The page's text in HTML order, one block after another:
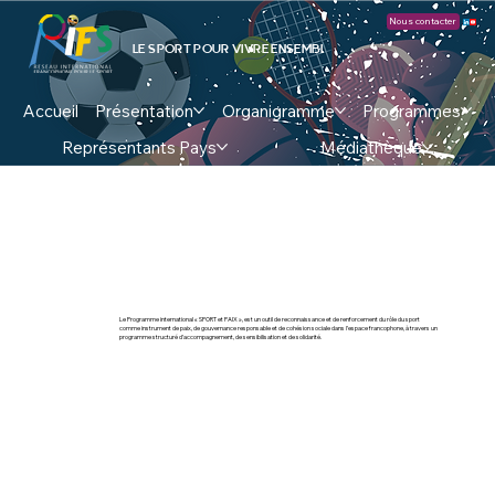
Accueil Présentation Organigramme
Programmes
Représentants Pays
Médiathèque
LE SPORT POUR VIVRE ENSEMBLE !
Nous contacter
Le Programme international « SPORT et PAIX », est un outil de reconnaissance et de renforcement du rôle du sport
comme instrument de paix, de gouvernance responsable et de cohésion sociale dans l’espace francophone, à travers un
programme structuré d’accompagnement, de sensibilisation et de solidarité.